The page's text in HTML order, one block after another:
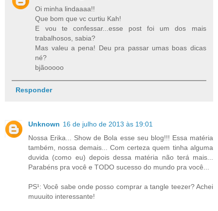
Oi minha lindaaaa!!
Que bom que vc curtiu Kah!
E vou te confessar...esse post foi um dos mais
trabalhosos, sabia?
Mas valeu a pena! Deu pra passar umas boas dicas
né?
bjãooooo
Responder
Unknown 16 de julho de 2013 às 19:01
Nossa Erika... Show de Bola esse seu blog!!! Essa matéria
também, nossa demais... Com certeza quem tinha alguma
duvida (como eu) depois dessa matéria não terá mais...
Parabéns pra você e TODO sucesso do mundo pra você...
PS¹: Você sabe onde posso comprar a tangle teezer? Achei
muuuito interessante!